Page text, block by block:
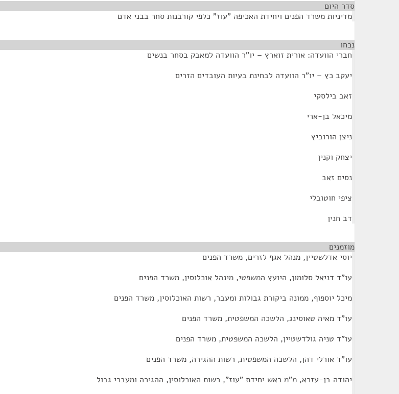
סדר היום
מדיניות משרד הפנים ויחידת האכיפה "עוז" כלפי קורבנות סחר בבני אדם
נכחו
חברי הוועדה: אורית זוארץ – יו"ר הוועדה למאבק בסחר בנשים
יעקב כץ – יו"ר הוועדה לבחינת בעיות העובדים הזרים
זאב בילסקי
מיכאל בן-ארי
ניצן הורוביץ
יצחק וקנין
נסים זאב
ציפי חוטובלי
דב חנין
מוזמנים
יוסי אדלשטיין, מנהל אגף לזרים, משרד הפנים
עו"ד דניאל סלומון, היועץ המשפטי, מינהל אוכלוסין, משרד הפנים
מיכל יוספוף, ממונה ביקורת גבולות ומעבר, רשות האוכלוסין, משרד הפנים
עו"ד מאיה טאוסינג, הלשכה המשפטית, משרד הפנים
עו"ד טניה גולדשטיין, הלשכה המשפטית, משרד הפנים
עו"ד אורלי דהן, הלשכה המשפטית, רשות ההגירה, משרד הפנים
יהודה בן-עזרא, מ"מ ראש יחידת "עוז", רשות האוכלוסין, ההגירה ומעברי גבול